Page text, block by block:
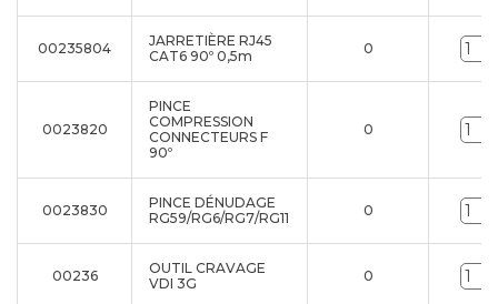
00235804
JARRETIÈRE RJ45
CAT6 90º 0,5m
0
0023820
PINCE
COMPRESSION
CONNECTEURS F
90º
0
0023830
PINCE DÉNUDAGE
RG59/RG6/RG7/RG11
0
00236
OUTIL CRAVAGE
VDI 3G
0